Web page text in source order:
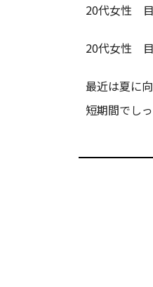
20代女性 目
20代女性 目
最近は夏に
短期間でし